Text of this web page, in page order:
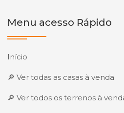
Menu acesso Rápido
Início
🔎 Ver todas as casas à venda
🔎 Ver todos os terrenos à